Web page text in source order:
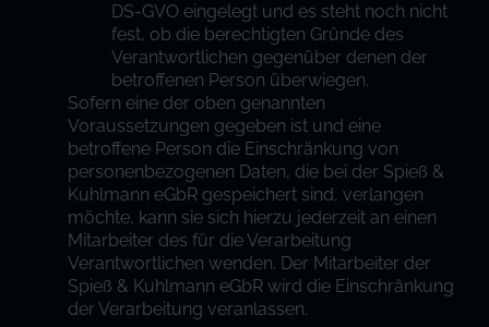
DS-GVO eingelegt und es steht noch nicht
fest, ob die berechtigten Gründe des
Verantwortlichen gegenüber denen der
betroffenen Person überwiegen.
Sofern eine der oben genannten
Voraussetzungen gegeben ist und eine
betroffene Person die Einschränkung von
personenbezogenen Daten, die bei der Spieß &
Kuhlmann eGbR gespeichert sind, verlangen
möchte, kann sie sich hierzu jederzeit an einen
Mitarbeiter des für die Verarbeitung
Verantwortlichen wenden. Der Mitarbeiter der
Spieß & Kuhlmann eGbR wird die Einschränkung
der Verarbeitung veranlassen.